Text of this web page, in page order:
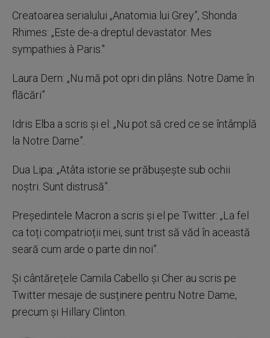
Creatoarea serialului „Anatomia lui Grey”, Shonda
Rhimes: „Este de-a dreptul devastator. Mes
sympathies à Paris."
Laura Dern: „Nu mă pot opri din plâns. Notre Dame în
flăcări”
Idris Elba a scris și el: „Nu pot să cred ce se întâmplă
la Notre Dame”.
Dua Lipa: „Atâta istorie se prăbușește sub ochii
noștri. Sunt distrusă”.
Președintele Macron a scris și el pe Twitter: „La fel
ca toți compatrioții mei, sunt trist să văd în această
seară cum arde o parte din noi”.
Și cântărețele Camila Cabello și Cher au scris pe
Twitter mesaje de susținere pentru Notre Dame,
precum și Hillary Clinton.